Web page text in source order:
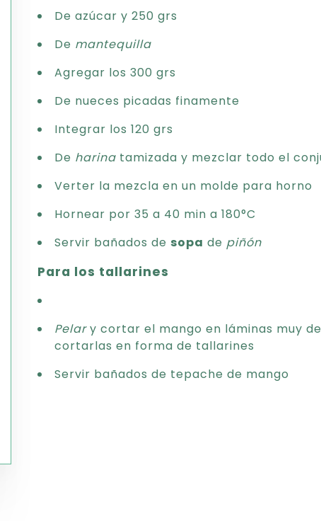
De azúcar y 250 grs
De mantequilla
Agregar los 300 grs
De nueces picadas finamente
Integrar los 120 grs
De harina tamizada y mezclar todo el
Verter la mezcla en un molde para horno
Hornear por 35 a 40 min a 180°C
Servir bañados de sopa de piñón
Para los tallarines
Pelary cortar el mango en láminas muy
cortarlas en forma de tallarines
Servir bañados de tepache de mango